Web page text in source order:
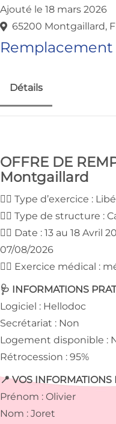
Ajouté le 18 mars 2026
Remplacement
Détails
OFFRE DE
Montgaillard
👉🏻 Type d’exercice :
👉🏻 Type de structure :
👉🏻 Date : 13 au 18 Avril
07/08/2026
👉🏻 Exercice médical :
🩺 INFORMATIONS
Logiciel : Hellodoc
Secrétariat : Non
Logement disponible :
Rétrocession : 95%
📍 VOS INFORMATIONS
Prénom : Olivier
Nom : Joret